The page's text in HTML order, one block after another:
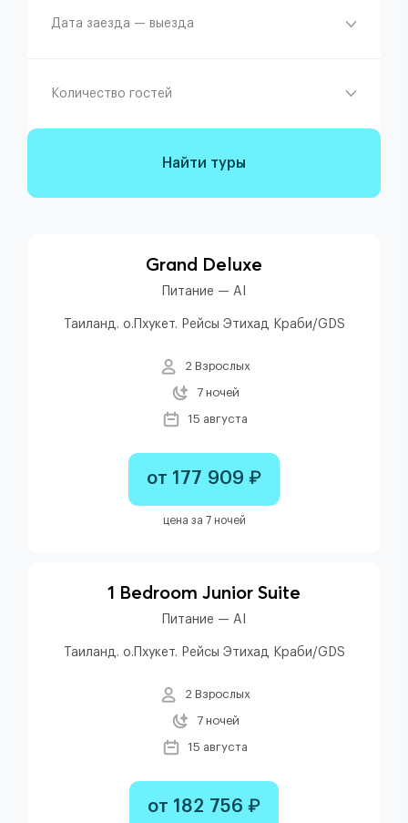
Дата заезда — выезда
Количество гостей
Найти туры
Grand Deluxe
Питание — AI
Таиланд. о.Пхукет. Рейсы Этихад Краби/GDS
2 Взрослых
7 ночей
15 августа
от 177 909 ₽
цена за 7 ночей
1 Bedroom Junior Suite
Питание — AI
Таиланд. о.Пхукет. Рейсы Этихад Краби/GDS
2 Взрослых
7 ночей
15 августа
от 182 756 ₽